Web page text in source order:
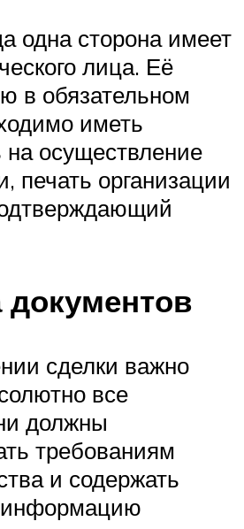
одна сторона имеет
лица. Её
в обязательном
иметь
на осуществление
печать организации
сделки важно
все
должны
требованиям
и содержать